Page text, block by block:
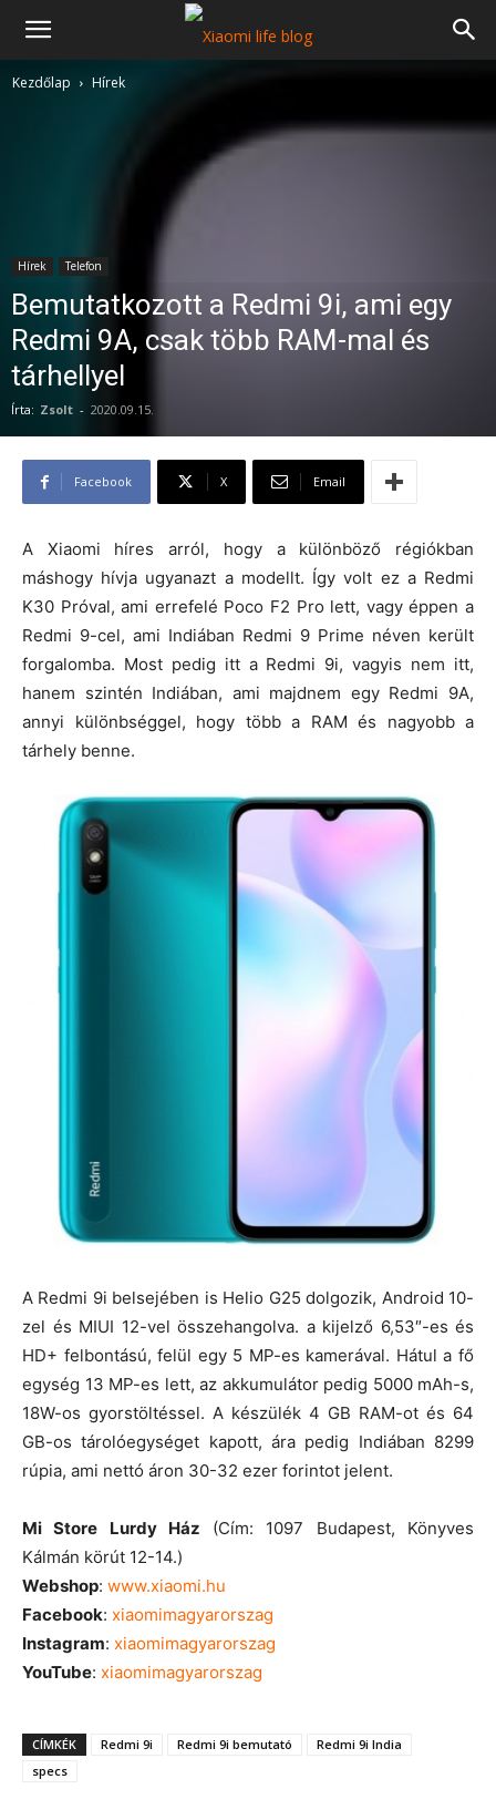
Kezdőlap Hírek
Hírek Telefon
Bemutatkozott a Redmi 9i, ami egy
Redmi 9A, csak több RAM-mal és
tárhellyel
Írta: Zsolt - 2020.09.15.
Facebook X Email
A Xiaomi híres arról, hogy a különböző régiókban
máshogy hívja ugyanazt a modellt. Így volt ez a Redmi
K30 Próval, ami errefelé Poco F2 Pro lett, vagy éppen a
Redmi 9-cel, ami Indiában Redmi 9 Prime néven került
forgalomba. Most pedig itt a Redmi 9i, vagyis nem itt,
hanem szintén Indiában, ami majdnem egy Redmi 9A,
annyi különbséggel, hogy több a RAM és nagyobb a
tárhely benne.
A Redmi 9i belsejében is Helio G25 dolgozik, Android 10-
zel és MIUI 12-vel összehangolva. a kijelző 6,53″-es és
HD+ felbontású, felül egy 5 MP-es kamerával. Hátul a fő
egység 13 MP-es lett, az akkumulátor pedig 5000 mAh-s,
18W-os gyorstöltéssel. A készülék 4 GB RAM-ot és 64
GB-os tárolóegységet kapott, ára pedig Indiában 8299
rúpia, ami nettó áron 30-32 ezer forintot jelent.
Mi Store Lurdy Ház (Cím: 1097 Budapest, Könyves
Kálmán körút 12-14.)
Webshop: www.xiaomi.hu
Facebook: xiaomimagyarorszag
Instagram: xiaomimagyarorszag
YouTube: xiaomimagyarorszag
CÍMKÉK Redmi 9i Redmi 9i bemutató
Redmi 9i India
specs